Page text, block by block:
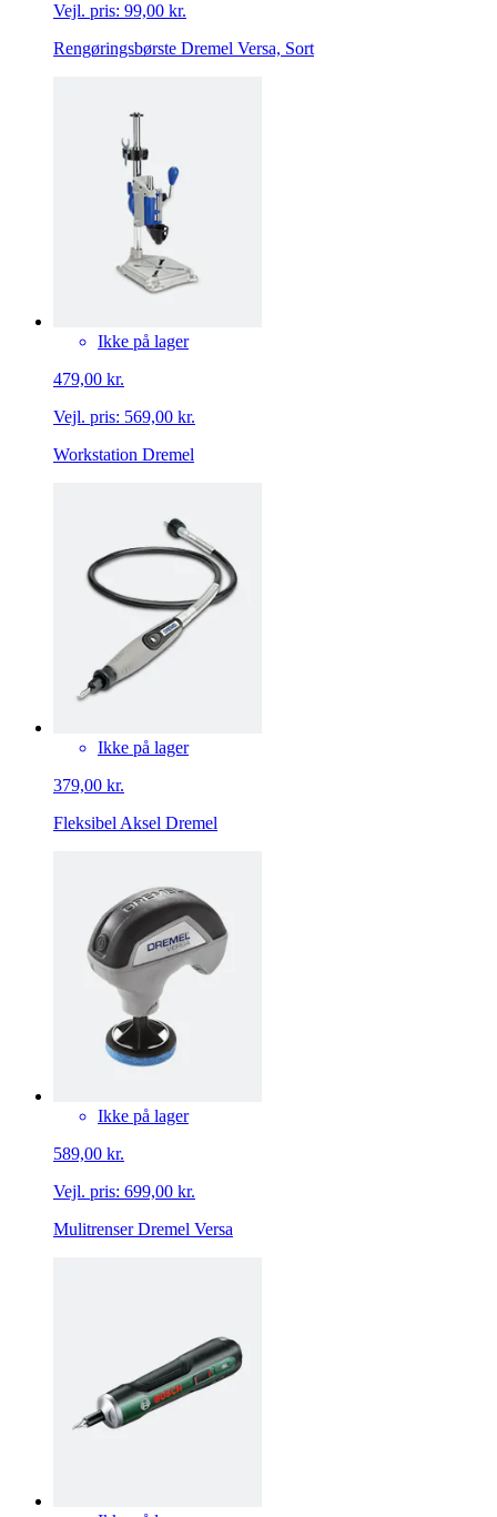
Vejl. pris: 99,00 kr.
Rengøringsbørste Dremel Versa, Sort
Ikke på lager
479,00 kr.
Vejl. pris: 569,00 kr.
Workstation Dremel
Ikke på lager
379,00 kr.
Fleksibel Aksel Dremel
Ikke på lager
589,00 kr.
Vejl. pris: 699,00 kr.
Mulitrenser Dremel Versa